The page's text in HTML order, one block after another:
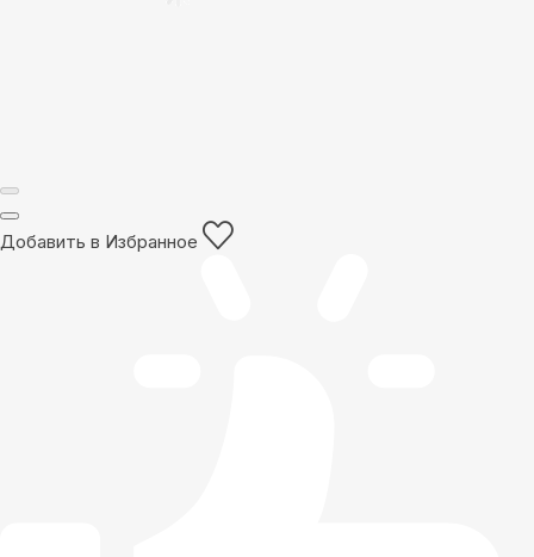
Добавить в Избранное